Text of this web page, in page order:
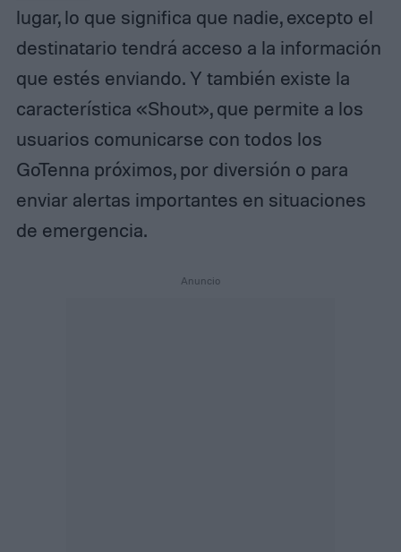
lugar, lo que significa que nadie, excepto el
destinatario tendrá acceso a la información
que estés enviando. Y también existe la
característica «Shout», que permite a los
usuarios comunicarse con todos los
GoTenna próximos, por diversión o para
enviar alertas importantes en situaciones
de emergencia.